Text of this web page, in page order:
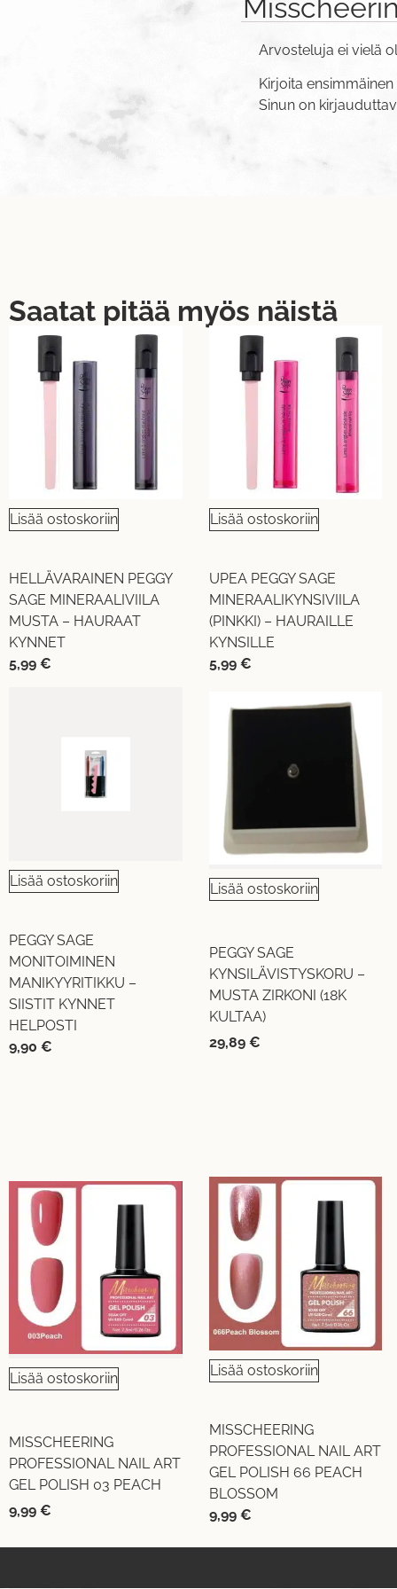
Arvosteluja ei vielä
Kirjoita
Sinun on
Saatat pitää myös näistä
Lisää ostoskoriin
HELLÄVARAINEN PEGGY
SAGE MINERAALIVIILA
MUSTA – HAURAAT
KYNNET
5,99 €
Lisää ostoskoriin
UPEA PEGGY SAGE
MINERAALIKYNSIVIILA
(PINKKI) – HAURAILLE
KYNSILLE
5,99 €
Lisää ostoskoriin
PEGGY SAGE
MONITOIMINEN
MANIKYYRITIKKU –
SIISTIT KYNNET
HELPOSTI
9,90 €
Lisää ostoskoriin
PEGGY SAGE
KYNSILÄVISTYSKORU –
MUSTA ZIRKONI (18K
KULTAA)
29,89 €
Lisää ostoskoriin
MISSCHEERING
PROFESSIONAL NAIL ART
GEL POLISH 03 PEACH
9,99 €
Lisää ostoskoriin
MISSCHEERING
PROFESSIONAL NAIL ART
GEL POLISH 66 PEACH
BLOSSOM
9,99 €